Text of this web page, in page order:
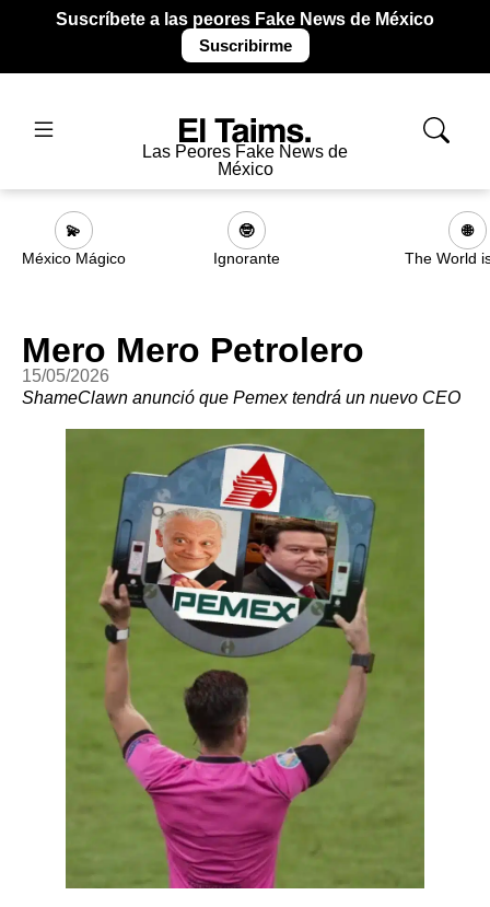
Suscríbete a las peores Fake News de México
Suscribirme
Las Peores Fake News de
México
💫
México Mágico
🤓
Ignorante
🌐
The World
Mero Mero Petrolero
15/05/2026
ShameClawn anunció que Pemex tendrá un nuevo CEO